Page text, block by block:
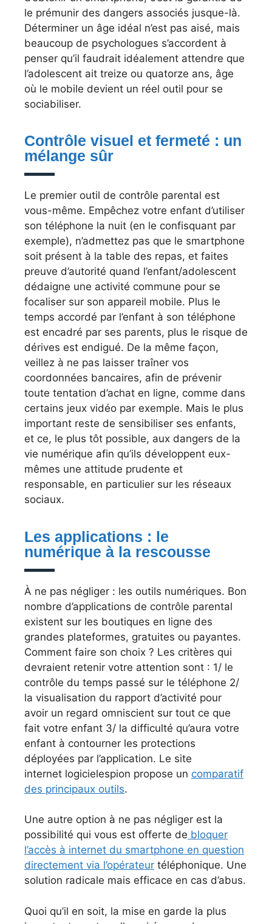
le prémunir des dangers associés jusque-là.
Déterminer un âge idéal n’est pas aisé, mais
beaucoup de psychologues s’accordent à
penser qu’il faudrait idéalement attendre que
l’adolescent ait treize ou quatorze ans, âge
où le mobile devient un réel outil pour se
sociabiliser.
Contrôle visuel et fermeté : un
mélange sûr
Le premier outil de contrôle parental est
vous-même. Empêchez votre enfant d’utiliser
son téléphone la nuit (en le confisquant par
exemple), n’admettez pas que le smartphone
soit présent à la table des repas, et faites
preuve d’autorité quand l’enfant/adolescent
dédaigne une activité commune pour se
focaliser sur son appareil mobile. Plus le
temps accordé par l’enfant à son téléphone
est encadré par ses parents, plus le risque de
dérives est endigué. De la même façon,
veillez à ne pas laisser traîner vos
coordonnées bancaires, afin de prévenir
toute tentation d’achat en ligne, comme dans
certains jeux vidéo par exemple. Mais le plus
important reste de sensibiliser ses enfants,
et ce, le plus tôt possible, aux dangers de la
vie numérique afin qu’ils développent eux-
mêmes une attitude prudente et
responsable, en particulier sur les réseaux
sociaux.
Les applications : le
numérique à la rescousse
À ne pas négliger : les outils numériques. Bon
nombre d’applications de contrôle parental
existent sur les boutiques en ligne des
grandes plateformes, gratuites ou payantes.
Comment faire son choix ? Les critères qui
devraient retenir votre attention sont : 1/ le
contrôle du temps passé sur le téléphone 2/
la visualisation du rapport d’activité pour
avoir un regard omniscient sur tout ce que
fait votre enfant 3/ la difficulté qu’aura votre
enfant à contourner les protections
déployées par l’application. Le site
internet logicielespion propose un comparatif
des principaux outils.
Une autre option à ne pas négliger est la
possibilité qui vous est offerte de bloquer
l’accès à internet du smartphone en question
directement via l’opérateur téléphonique. Une
solution radicale mais efficace en cas d’abus.
Quoi qu’il en soit, la mise en garde la plus